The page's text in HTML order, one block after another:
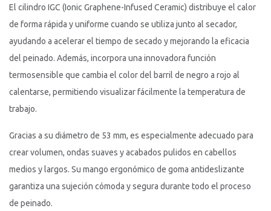
El cilindro IGC (Ionic Graphene-Infused Ceramic) distribuye el calor
de forma rápida y uniforme cuando se utiliza junto al secador,
ayudando a acelerar el tiempo de secado y mejorando la eficacia
del peinado. Además, incorpora una innovadora función
termosensible que cambia el color del barril de negro a rojo al
calentarse, permitiendo visualizar fácilmente la temperatura de
trabajo.
Gracias a su diámetro de 53 mm, es especialmente adecuado para
crear volumen, ondas suaves y acabados pulidos en cabellos
medios y largos. Su mango ergonómico de goma antideslizante
garantiza una sujeción cómoda y segura durante todo el proceso
de peinado.